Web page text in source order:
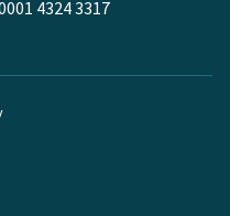
4324 3317